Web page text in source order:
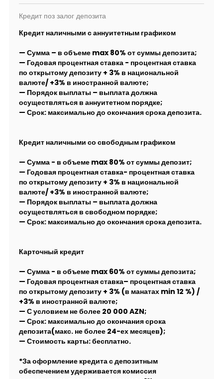
Кредит поз залог депозита
Кредит наличными с аннуитетным графиком
— Сумма – в объеме max 80% от суммы депозита;
— Годовая процентная ставка - процентная ставка
по открытому депозиту + 3% в национальной
валюте/ +3% в иностранной валюте;
— Порядок выплаты – выплата должна
осуществляться в аннуитетном порядке;
— Срок: максимально до окончания срока депозита.
Кредит наличными со свободным графиком
— Сумма - в объеме max 80% от суммы депозит;
— Годовая процентная ставка- процентная ставка
по открытому депозиту + 3% в национальной
валюте/ +3% в иностранной валюте;
— Порядок выплаты – выплата должна
осуществляться в свободном порядке;
— Срок: максимально до окончания срока депозита.
Карточный кредит
— Сумма - в объеме max 60% от суммы депозита;
— Годовая процентная ставка– процентная ставка
по открытому депозиту + 3% (в манатах min 12 %) /
+3% в иностранной валюте;
— С условием не более 20 000 AZN;
— Срок: максимально до окончания срока
депозита(макс. не более 24-ех месяцев);
— Стоимость карты: бесплатно.
*За оформление кредита с депозитным
обеспечением удерживается комиссия